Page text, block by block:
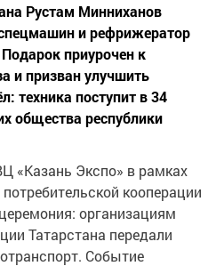
Рустам Минниханов
и рефрижератор
приурочен к
и призван улучшить
техника поступит в 34
общества республики
«Казань Экспо» в рамках
кооперации
организациям
Татарстана передали
Событие